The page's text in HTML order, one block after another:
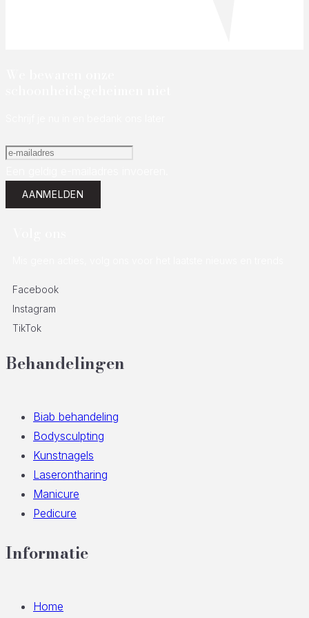
AANMELDEN
Facebook
Instagram
TikTok
Behandelingen
Biab behandeling
Bodysculpting
Kunstnagels
Laserontharing
Manicure
Pedicure
Informatie
Home